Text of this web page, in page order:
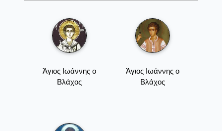
Άγιος Ιωάννης ο
Βλάχος
Άγιος Ιωάννης ο
Βλάχος